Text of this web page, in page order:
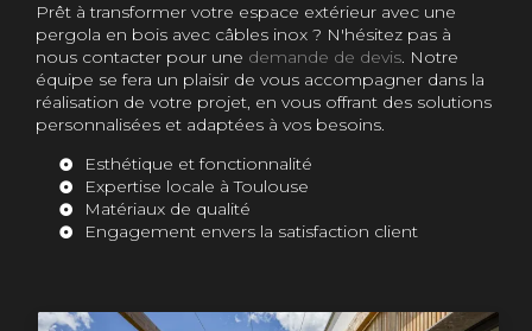
Prêt à transformer votre espace extérieur avec une
pergola en bois avec câbles inox ? N'hésitez pas à
nous contacter pour une demande de devis. Notre
équipe se fera un plaisir de vous accompagner dans la
réalisation de votre projet, en vous offrant des solutions
personnalisées et adaptées à vos besoins.
Esthétique et fonctionnalité
Expertise locale à Toulouse
Matériaux de qualité
Engagement envers la satisfaction client